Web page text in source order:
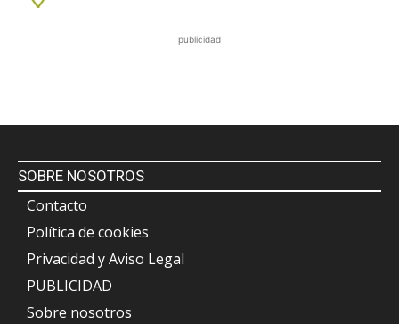
publicidad
SOBRE NOSOTROS
Contacto
Política de cookies
Privacidad y Aviso Legal
PUBLICIDAD
Sobre nosotros